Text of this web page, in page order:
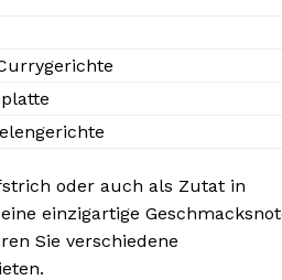
oder auch als Zutat in
einzigartige
Sie verschiedene